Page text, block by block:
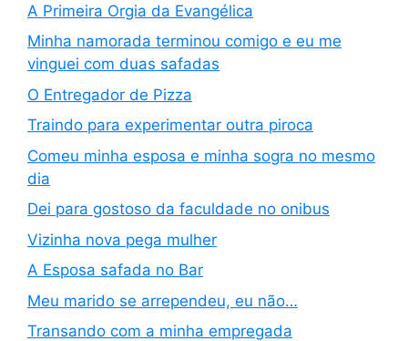
A Primeira Orgia da Evangélica
Minha namorada terminou comigo e eu me
vinguei com duas safadas
O Entregador de Pizza
Traindo para experimentar outra piroca
Comeu minha esposa e minha sogra no mesmo
dia
Dei para gostoso da faculdade no onibus
Vizinha nova pega mulher
A Esposa safada no Bar
Meu marido se arrependeu, eu não…
Transando com a minha empregada